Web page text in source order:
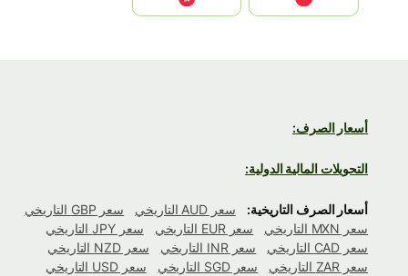
أسعار الصرف:
التحويلات المالية الدولية:
أسعار الصرف التاريخية: سعر AUD التاريخي
سعر GBP التاريخي
سعر MXN التاريخي
سعر EUR التاريخي
سعر JPY التاريخي
سعر CAD التاريخي
سعر INR التاريخي
سعر NZD التاريخي
سعر ZAR التاريخي
سعر SGD التاريخي
سعر USD التاريخي